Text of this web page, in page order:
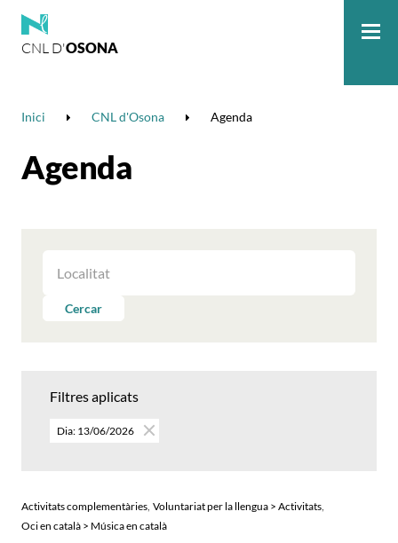
CNL D'OSONA
Inici CNL d'Osona Agenda
Agenda
LES
PERCercar
Filtres aplicats
Dia: 13/06/2026
Activitats complementàries Voluntariat per la llengua > Activitats
Oci en català > Música en català